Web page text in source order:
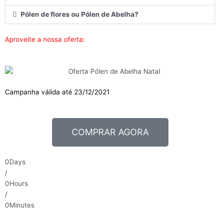
Pólen de flores ou Pólen de Abelha?
Aproveite a nossa oferta:
Campanha válida até 23/12/2021
COMPRAR AGORA
0Days
/
0Hours
/
0Minutes